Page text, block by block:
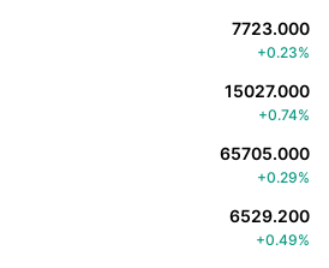
7723.000
+0.23%
15027.000
+0.74%
65705.000
+0.29%
6529.200
+0.49%